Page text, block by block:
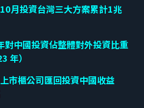
月投資台灣三大方案累計1兆
對中國投資佔整體對外投資比重
年）
市櫃公司匯回投資中國收益